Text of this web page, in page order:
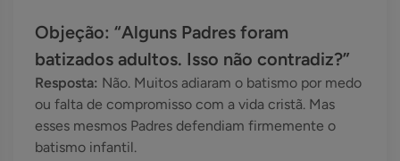
Objeção: “Alguns Padres foram
batizados adultos. Isso não contradiz?”
Resposta: Não. Muitos adiaram o batismo por medo
ou falta de compromisso com a vida cristã. Mas
esses mesmos Padres defendiam firmemente o
batismo infantil.